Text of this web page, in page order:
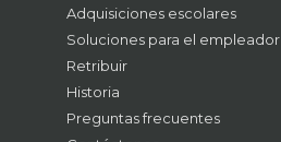
Adquisiciones escolares
Soluciones para el empleador
Retribuir
Historia
Preguntas frecuentes